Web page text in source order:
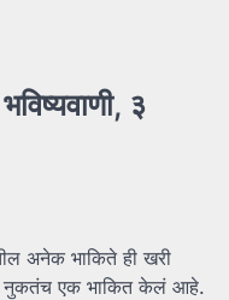
३
अनेक भाकिते ही खरी
नुकतंच एक भाकित केलं आहे.